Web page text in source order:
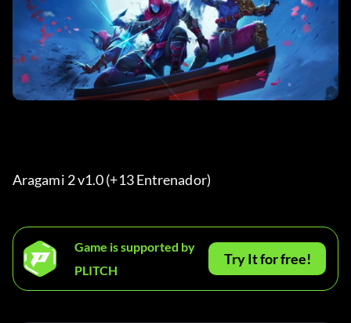
Aragami 2 v1.0 (+13 Entrenador)
Game is supported by
PLITCH
Try It for free!